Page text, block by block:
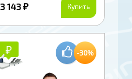
3 143 ₽ Купить
₽
₽ -30%